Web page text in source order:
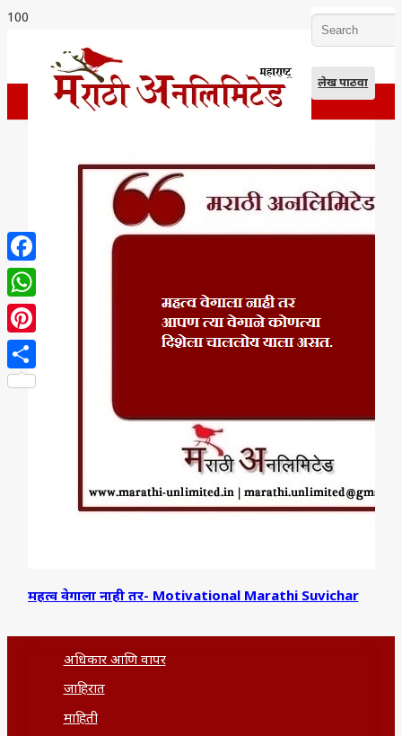
लेख पाठवा
महत्व वेगाला नाही तर- Motivational Marathi Suvichar
अधिकार आणि वापर
जाहिरात
माहिती
Facebook
WhatsApp
Pinterest
Share